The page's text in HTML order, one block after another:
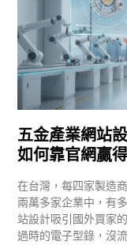
五金產業網站
如何靠官網贏
在台灣，每四家製造
兩萬多家企業中，有
站設計吸引國外買家
過時的電子型錄，沒